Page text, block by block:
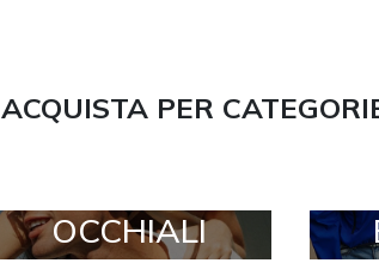
ACQUISTA PER
OCCHIALI